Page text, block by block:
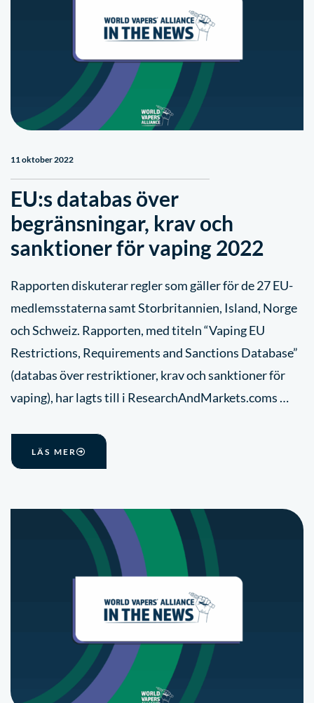
11 oktober 2022
EU:s databas över
begränsningar, krav och
sanktioner för vaping 2022
Rapporten diskuterar regler som gäller för de 27 EU-
medlemsstaterna samt Storbritannien, Island, Norge
och Schweiz. Rapporten, med titeln “Vaping EU
Restrictions, Requirements and Sanctions Database”
(databas över restriktioner, krav och sanktioner för
vaping), har lagts till i ResearchAndMarkets.coms …
LÄS MER